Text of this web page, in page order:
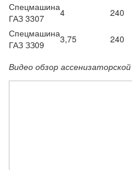
Спецмашина
ГАЗ 3307
4 240
Спецмашина
ГАЗ ЗЗ09
3,75 240
Видео обзор